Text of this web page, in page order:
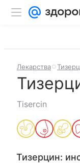
Лекарства
Tisercin
Тизерцин: